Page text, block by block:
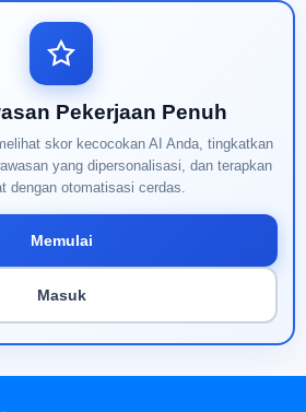
Pekerjaan Penuh
skor kecocokan AI Anda, tingkatkan
yang dipersonalisasi, dan terapkan
dengan otomatisasi cerdas.
Memulai
Masuk